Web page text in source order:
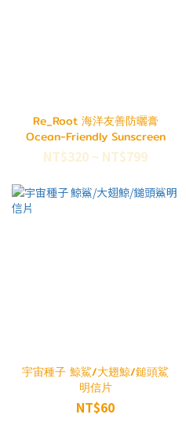
Re_Root 海洋友善防曬膏
Ocean-Friendly Sunscreen
NT$320 ~ NT$799
宇宙種子 鯨鯊/大翅鯨/鎚頭鯊
明信片
NT$60